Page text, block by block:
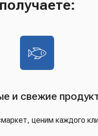
получаете:
и свежие
ценим каждого